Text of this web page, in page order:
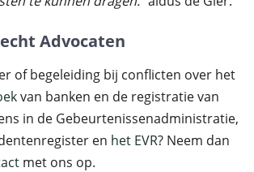
Advocaten
of begeleiding bij conflicten over het
van banken en de registratie van
in de Gebeurtenissenadministratie,
en het EVR? Neem dan
met ons op.